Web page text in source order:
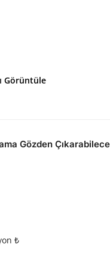
Görüntüle
Gözden
₺